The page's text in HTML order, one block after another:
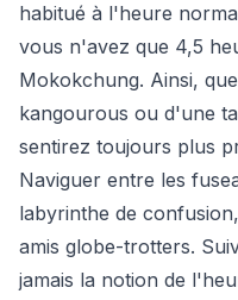
habitué à l'heure
vous n'avez que 4,5
Mokokchung. Ainsi,
kangourous ou d'une
sentirez toujours plus
Naviguer entre les
labyrinthe de
amis globe-trotters.
jamais la notion de